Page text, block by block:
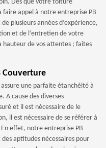
Dès que votre toiture
faire appel à notre entreprise PB
plusieurs années d’expérience,
et de l’entretien de votre
hauteur de vos attentes ; faites
Couverture
une parfaite étanchéité à
A cause des diverses
et il est nécessaire de le
il est nécessaire de se référer à
effet, notre entreprise PB
aptitudes nécessaires pour